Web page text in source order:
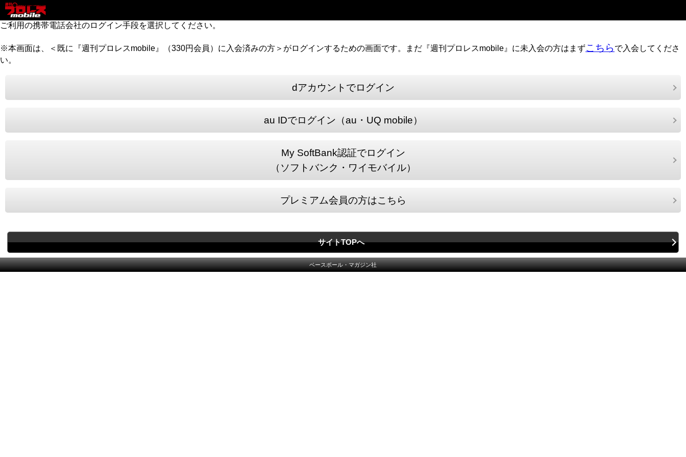
ご利用の携帯電話会社のログイン手段を選択してください。
※本画面は、＜既に『週刊プロレスmobile』（330円会員）に入会済みの方＞がログインするための画面です。まだ『週刊プロレスmobile』に未入会の方はまずこちら で入会してくださ
い。
dアカウントでログイン
au IDでログイン（au・UQ mobile）
My SoftBank認証でログイン
（ソフトバンク・ワイモバイル）
プレミアム会員の方はこちら
サイトTOPへ
ベースボール・マガジン社